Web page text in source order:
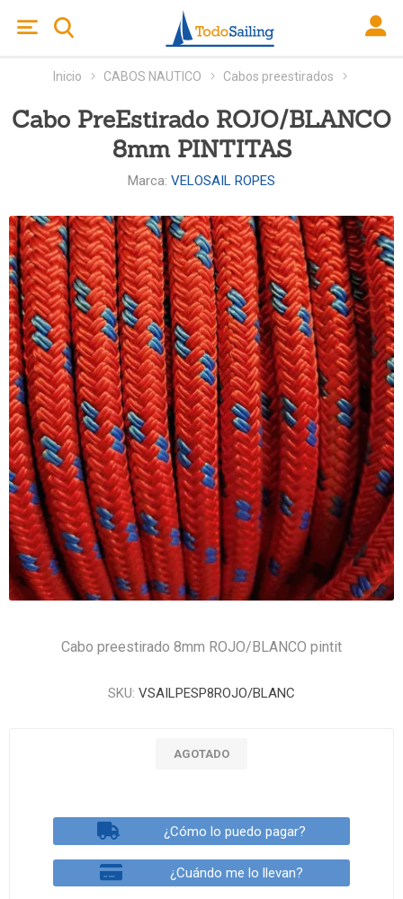
Inicio CABOS NAUTICO Cabos preestirados
Cabo PreEstirado ROJO/BLANCO
8mm PINTITAS
Marca: VELOSAIL ROPES
Cabo preestirado 8mm ROJO/BLANCO pintit
SKU: VSAILPESP8ROJO/BLANC
AGOTADO
¿Cómo lo puedo pagar?
¿Cuándo me lo llevan?